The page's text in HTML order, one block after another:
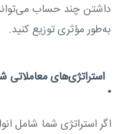
داشتن چند حساب
به‌طور مؤثری توزیع کنید.
•
استراتژی‌های معاملاتی
اگر استراتژی شما شامل